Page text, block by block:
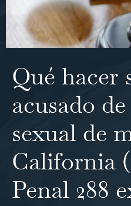
Qué hacer
acusado
sexual de
California
Penal 288